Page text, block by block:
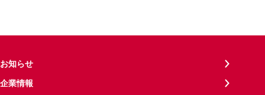
お知らせ
企業情報